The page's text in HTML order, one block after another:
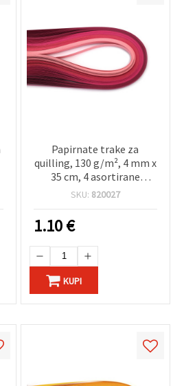
Papirnate trake za
quilling, 130 g/m², 4 mm x
35 cm, 4 asortirane
nijanse ružičaste, 100 kom
SKU: 820027
1.10€
KUPI